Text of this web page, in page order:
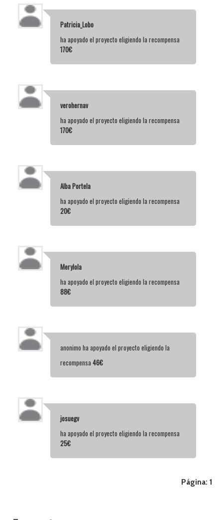
Patricia_Lobo
ha apoyado el proyecto eligiendo la recompensa
170€
verohernav
ha apoyado el proyecto eligiendo la recompensa
170€
Alba Portela
ha apoyado el proyecto eligiendo la recompensa
20€
Merylola
ha apoyado el proyecto eligiendo la recompensa
88€
anonimo ha apoyado el proyecto eligiendo la
recompensa 46€
josuegv
ha apoyado el proyecto eligiendo la recompensa
25€
Página: 1